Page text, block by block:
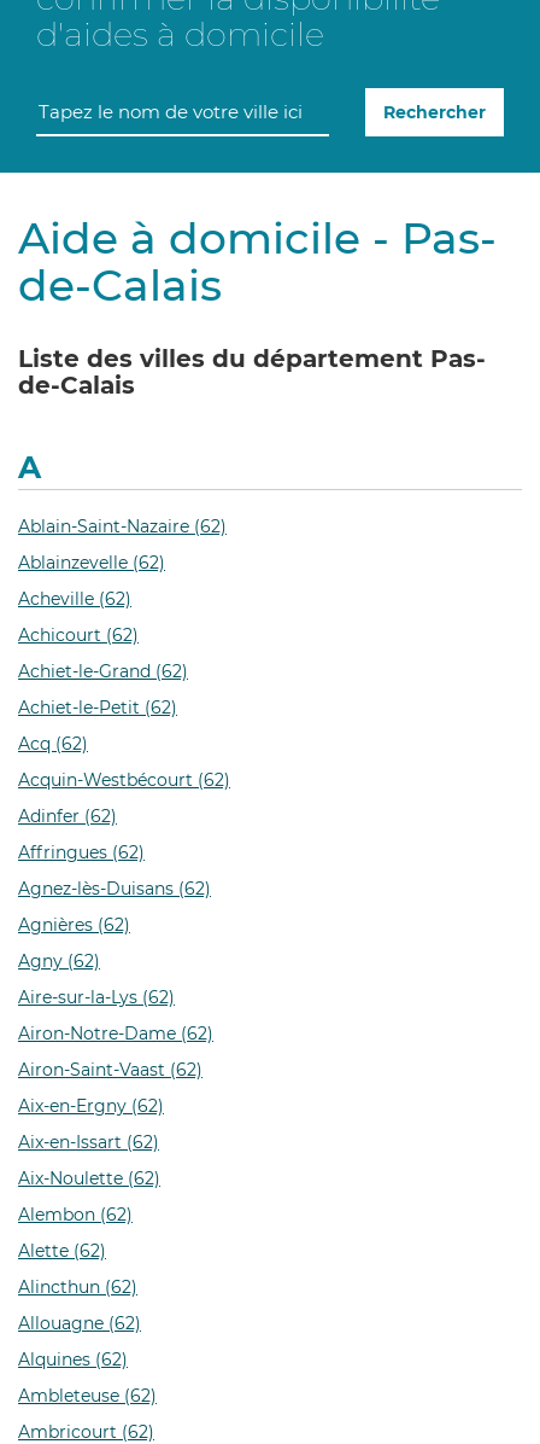
d'aides à domicile
Rechercher
Aide à domicile - Pas-
de-Calais
Liste des villes du département Pas-
de-Calais
A
Ablain-Saint-Nazaire (62)
Ablainzevelle (62)
Acheville (62)
Achicourt (62)
Achiet-le-Grand (62)
Achiet-le-Petit (62)
Acq (62)
Acquin-Westbécourt (62)
Adinfer (62)
Affringues (62)
Agnez-lès-Duisans (62)
Agnières (62)
Agny (62)
Aire-sur-la-Lys (62)
Airon-Notre-Dame (62)
Airon-Saint-Vaast (62)
Aix-en-Ergny (62)
Aix-en-Issart (62)
Aix-Noulette (62)
Alembon (62)
Alette (62)
Alincthun (62)
Allouagne (62)
Alquines (62)
Ambleteuse (62)
Ambricourt (62)